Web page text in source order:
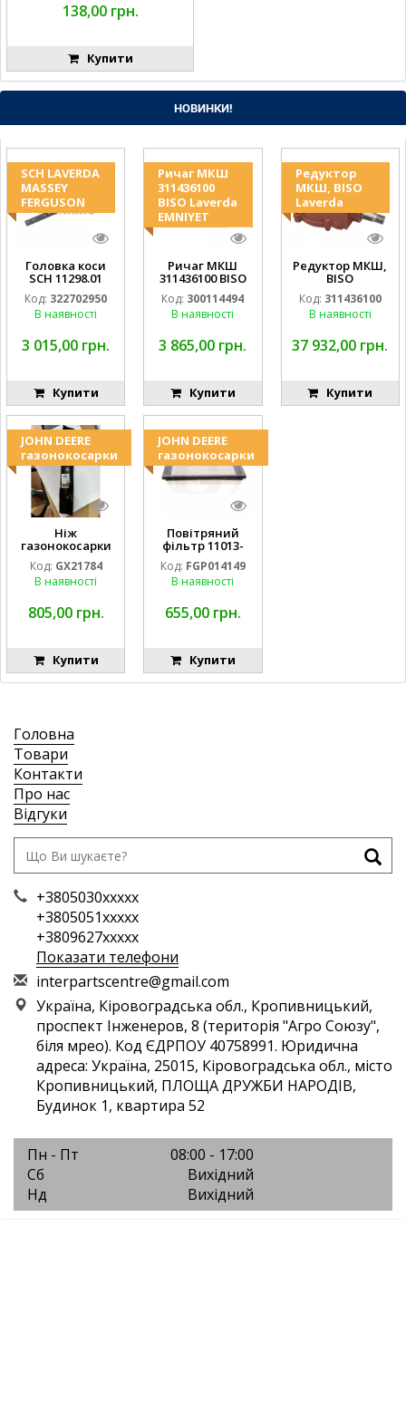
138,00 грн.
Купити
НОВИНКИ!
SCH LAVERDA
MASSEY
FERGUSON
Головка коси
SCH 11298.01
LA322702950
D28274011
EMNIYET
Код: 322702950
В наявності
3 015,00 грн.
Купити
Ричаг МКШ
311436100
BISO Laverda
EMNIYET
Ричаг МКШ
311436100 BISO
Laverda
EMNIYET
Код: 300114494
В наявності
3 865,00 грн.
Купити
Редуктор
МКШ, BISO
Laverda
Редуктор МКШ,
BISO
LA311436100AG
19AP012974
Laverda
Код: 311436100
В наявності
37 932,00 грн.
Купити
JOHN DEERE
газонокосарки
Ніж
газонокосарки
432мм GX21784
X3 (к-т) GY20852
AM137757
Код: GX21784
В наявності
805,00 грн.
Купити
JOHN DEERE
газонокосарки
Повітряний
фільтр 11013-
7017 5354145-55
MIU10998
FGP014149
Код: FGP014149
В наявності
655,00 грн.
Купити
Головна
Товари
Контакти
Про нас
Відгуки
+3805030xxxxx
+3805051xxxxx
+3809627xxxxx
Показати телефони
interpartscentre@gmail.com
Україна, Кіровоградська обл., Кропивницький,
проспект Інженеров, 8 (територія "Агро Союзу",
біля мрео). Код ЄДРПОУ 40758991. Юридична
адреса: Україна, 25015, Кіровоградська обл., місто
Кропивницький, ПЛОЩА ДРУЖБИ НАРОДІВ,
Будинок 1, квартира 52
Пн - Пт
08:00 - 17:00
Сб
Вихідний
Нд
Вихідний